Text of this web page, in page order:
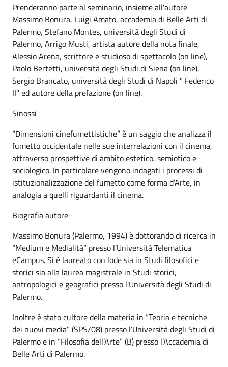
Prenderanno parte al seminario, insieme all'autore
Massimo Bonura, Luigi Amato, accademia di Belle Arti di
Palermo, Stefano Montes, università degli Studi di
Palermo, Arrigo Musti, artista autore della nota finale,
Alessio Arena, scrittore e studioso di spettacolo (on line),
Paolo Bertetti, università degli Studi di Siena (on line),
Sergio Brancato, università degli Studi di Napoli " Federico
II" ed autore della prefazione (on line).
Sinossi
“Dimensioni cinefumettistiche” è un saggio che analizza il
fumetto occidentale nelle sue interrelazioni con il cinema,
attraverso prospettive di ambito estetico, semiotico e
sociologico. In particolare vengono indagati i processi di
istituzionalizzazione del fumetto come forma d'Arte, in
analogia a quelli riguardanti il cinema.
Biografia autore
Massimo Bonura (Palermo, 1994)è dottorando di ricerca in
“Medium e Medialità” presso l’Università Telematica
eCampus. Si è laureato con lodesia in Studi filosofici e
storici sia alla laurea magistrale in Studi storici,
antropologici e geografici presso l'Università degli Studi di
Palermo.
Inoltre è stato cultore della materia in “Teoria e tecniche
dei nuovi media” (SPS/08) presso l’Università degli Studi di
Palermo e in “Filosofia dell’Arte” (B) presso l’Accademia di
Belle Arti di Palermo.